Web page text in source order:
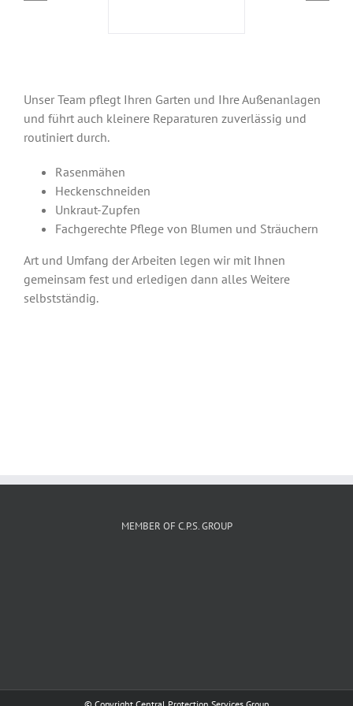
Unser Team pflegt Ihren Garten und Ihre Außenanlagen
und führt auch kleinere Reparaturen zuverlässig und
routiniert durch.
Rasenmähen
Heckenschneiden
Unkraut-Zupfen
Fachgerechte Pflege von Blumen und Sträuchern
Art und Umfang der Arbeiten legen wir mit Ihnen
gemeinsam fest und erledigen dann alles Weitere
selbstständig.
MEMBER OF C.P.S. GROUP